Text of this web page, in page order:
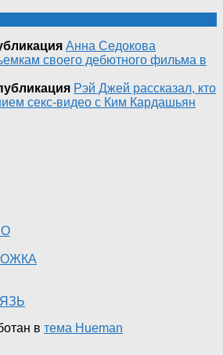
Анна Седокова
своего дебютного фильма в
Рэй Джей рассказал, кто
секс-видео с Ким Кардашьян
в тема Hueman